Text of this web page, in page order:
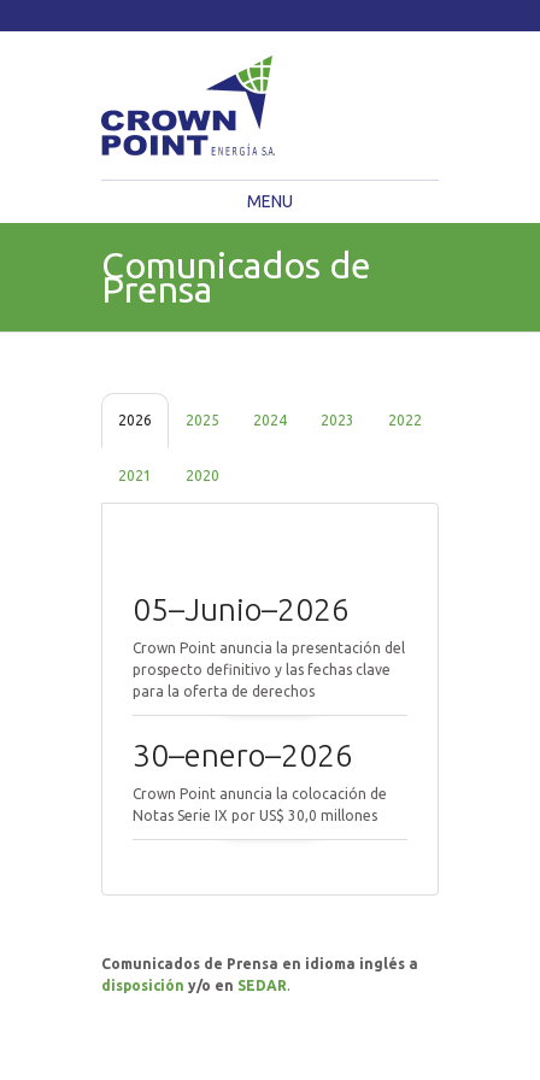
MENU
Comunicados de
Prensa
2026 2025 2024 2023 2022
2021 2020
05–Junio–2026
Crown Point anuncia la presentación del
prospecto definitivo y las fechas clave
para la oferta de derechos
30–enero–2026
Crown Point anuncia la colocación de
Notas Serie IX por US$ 30,0 millones
Comunicados de Prensa en idioma inglés a
disposición y/o en SEDAR.